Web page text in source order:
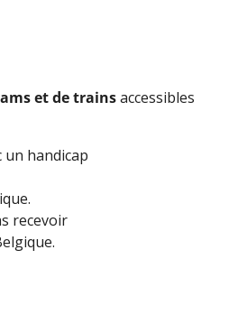
et de trainsaccessibles
un handicap
recevoir